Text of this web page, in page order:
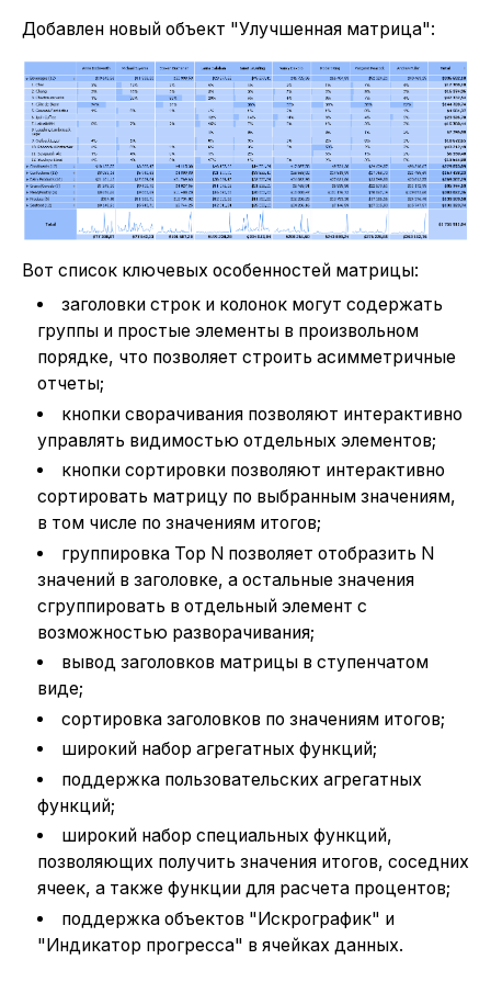
Добавлен новый объект "Улучшенная матрица":
Вот список ключевых особенностей матрицы:
заголовки строк и колонок могут содержать
группы и простые элементы в произвольном
порядке, что позволяет строить асимметричные
отчеты;
кнопки сворачивания позволяют интерактивно
управлять видимостью отдельных элементов;
кнопки сортировки позволяют интерактивно
сортировать матрицу по выбранным значениям,
в том числе по значениям итогов;
группировка Top N позволяет отобразить N
значений в заголовке, а остальные значения
сгруппировать в отдельный элемент с
возможностью разворачивания;
вывод заголовков матрицы в ступенчатом
виде;
сортировка заголовков по значениям итогов;
широкий набор агрегатных функций;
поддержка пользовательских агрегатных
функций;
широкий набор специальных функций,
позволяющих получить значения итогов, соседних
ячеек, а также функции для расчета процентов;
поддержка объектов "Искрографик" и
"Индикатор прогресса" в ячейках данных.